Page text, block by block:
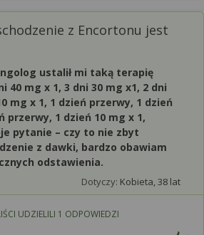
z Encortonu jest
ustalił mi taką terapię
40 mg x 1, 3 dni 30 mg x1, 2 dni
mg x 1, 1 dzień przerwy, 1 dzień
przerwy, 1 dzień 10 mg x 1,
pytanie – czy to nie zbyt
z dawki, bardzo obawiam
odstawienia.
Dotyczy: Kobieta, 38 lat
UDZIELILI 1 ODPOWIEDZI